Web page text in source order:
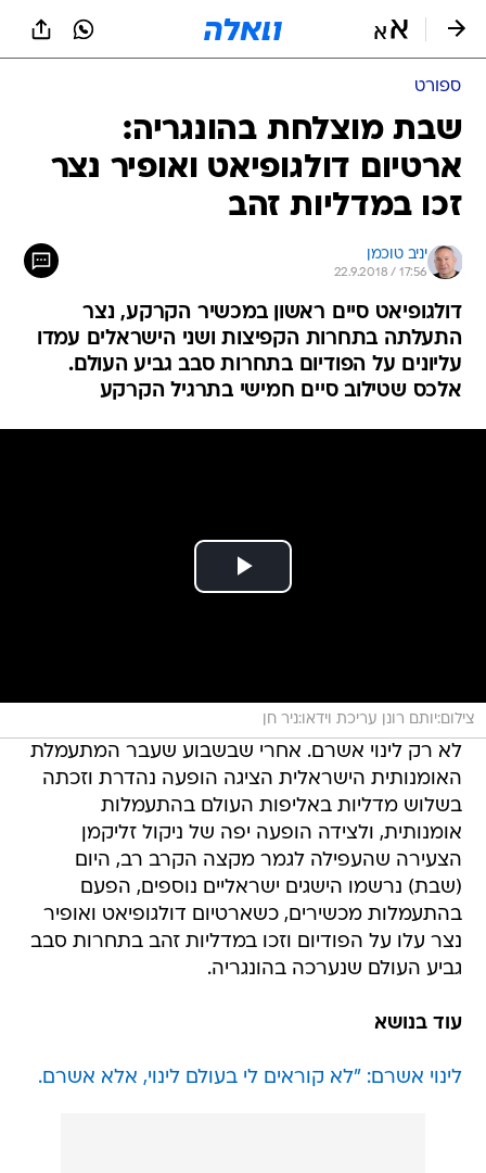
ספורט
שבת מוצלחת בהונגריה:
ארטיום דולגופיאט ואופיר נצר
זכו במדליות זהב
יניב טוכמן
22.9.2018 / 17:56
דולגופיאט סיים ראשון במכשיר הקרקע, נצר
התעלתה בתחרות הקפיצות ושני הישראלים עמדו
עליונים על הפודיום בתחרות סבב גביע העולם.
אלכס שטילוב סיים חמישי בתרגיל הקרקע
צילום:יותם רונן עריכת וידאו:ניר חן
לא רק לינוי אשרם. אחרי שבשבוע שעבר המתעמלת
האומנותית הישראלית הציגה הופעה נהדרת וזכתה
בשלוש מדליות באליפות העולם בהתעמלות
אומנותית, ולצידה הופעה יפה של ניקול זליקמן
הצעירה שהעפילה לגמר מקצה הקרב רב, היום
(שבת) נרשמו הישגים ישראליים נוספים, הפעם
בהתעמלות מכשירים, כשארטיום דולגופיאט ואופיר
נצר עלו על הפודיום וזכו במדליות זהב בתחרות סבב
גביע העולם שנערכה בהונגריה.
עוד בנושא
לינוי אשרם: "לא קוראים לי בעולם לינוי, אלא אשרם.